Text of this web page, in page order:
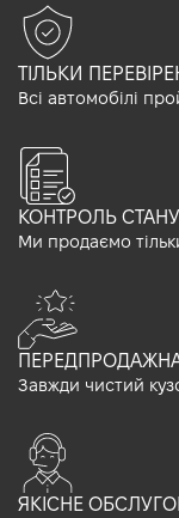
ТІЛЬКИ
Всі автомобілі
КОНТРОЛЬ
Ми продаємо
Завжди чистий
ЯКІСНЕ